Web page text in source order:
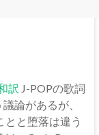
訳 J-POPの歌詞
論があるが、
とと堕落は違う